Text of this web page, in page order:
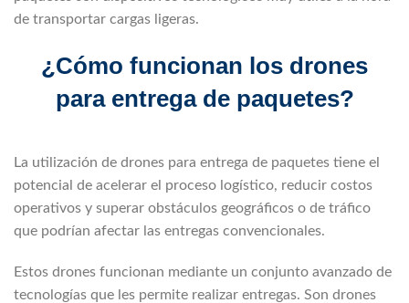
de transportar cargas ligeras.
¿Cómo funcionan los drones
para entrega de paquetes?
La utilización de drones para entrega de paquetes tiene el
potencial de acelerar el proceso logístico, reducir costos
operativos y superar obstáculos geográficos o de tráfico
que podrían afectar las entregas convencionales.
Estos drones funcionan mediante un conjunto avanzado de
tecnologías que les permite realizar entregas. Son drones